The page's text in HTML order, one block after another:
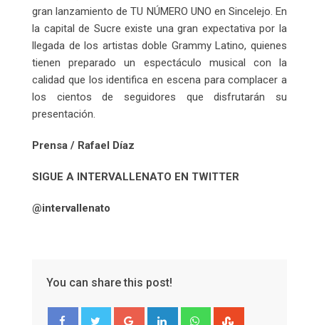
gran lanzamiento de TU NÚMERO UNO en Sincelejo. En
la capital de Sucre existe una gran expectativa por la
llegada de los artistas doble Grammy Latino, quienes
tienen preparado un espectáculo musical con la
calidad que los identifica en escena para complacer a
los cientos de seguidores que disfrutarán su
presentación.
Prensa / Rafael Díaz
SIGUE A INTERVALLENATO EN TWITTER
@intervallenato
You can share this post!
Google+ LinkedIn Whatsapp